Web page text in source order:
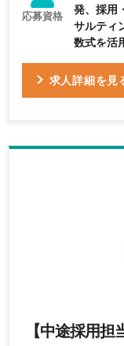
応募資格
発、採用
サルティ
数式を活
に行動で
求人詳細を見
【中途採用